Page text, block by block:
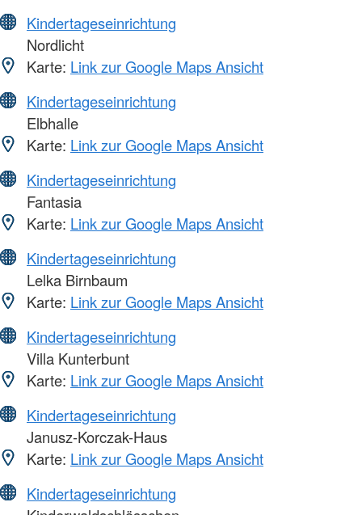
Kindertageseinrichtung
Nordlicht
Karte: Link zur Google Maps Ansicht
Kindertageseinrichtung
Elbhalle
Karte: Link zur Google Maps Ansicht
Kindertageseinrichtung
Fantasia
Karte: Link zur Google Maps Ansicht
Kindertageseinrichtung
Lelka Birnbaum
Karte: Link zur Google Maps Ansicht
Kindertageseinrichtung
Villa Kunterbunt
Karte: Link zur Google Maps Ansicht
Kindertageseinrichtung
Janusz-Korczak-Haus
Karte: Link zur Google Maps Ansicht
Kindertageseinrichtung